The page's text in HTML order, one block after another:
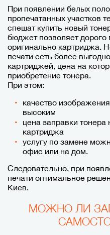
При появлении белых
пропечатанных участков
спешат купить новый
бюджет позволяет дорого
оригинально картриджа.
печати есть более
картриджей, цена на
приобретение тонера.
При этом:
качество
высоким
цена заправки
картриджа
услугу по замене
офис или на дом.
Следовательно, при
печати оптимальное
Киев.
МОЖНО ЛИ